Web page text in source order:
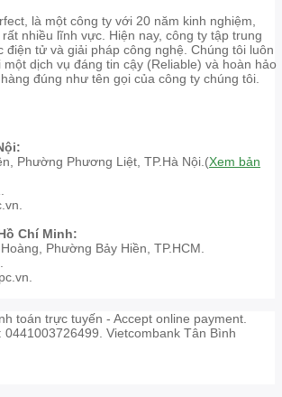
là một công ty với 20 năm kinh nghiệm,
nhiều lĩnh vực. Hiện nay, công ty tập trung
điện tử và giải pháp công nghệ. Chúng tôi luôn
dịch vụ đáng tin cậy (Reliable) và hoàn hảo
đúng như tên gọi của công ty chúng tôi.
Phường Phương Liệt, TP.Hà Nội.(Xem bản
Chí Minh:
Phường Bảy Hiền, TP.HCM.
toán trực tuyến - Accept online payment.
0441003726499. Vietcombank Tân Bình